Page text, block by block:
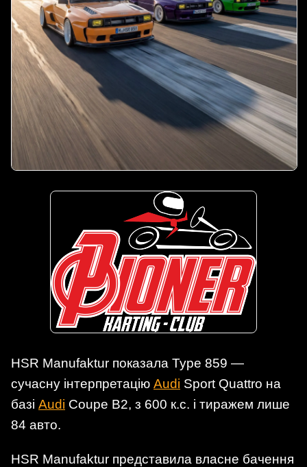
HSR Manufaktur показала Type 859 —
сучасну інтерпретацію Audi Sport Quattro на
базі Audi Coupe B2, з 600 к.с. і тиражем лише
84 авто.
HSR Manufaktur представила власне бачення